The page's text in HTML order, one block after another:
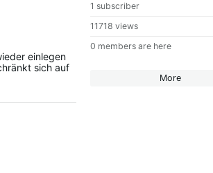
1 subscriber
11718 views
0 members are here
More
einlegen
sich auf